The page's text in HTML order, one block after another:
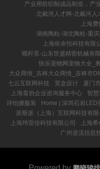
产业用纺织制成品制造，产
北戴河人才网-北戴河人
上海
湖南陶粒-湖北陶粒-重
上海依余恒科技有限
螺杆泵-山东世盛精密机械有
快乐宠物网宠物大全_
大众商情_吉林大众商情_吉林市
七云互联网科技
宽盒设计 厦门
上海翕协企业咨询服务中心
智
诗怡娜服装
Home | 深圳石岩LED
派斯派（上海）互联网科技有限
上海玮雷佳科技有限公司
上海
广州逆流信息